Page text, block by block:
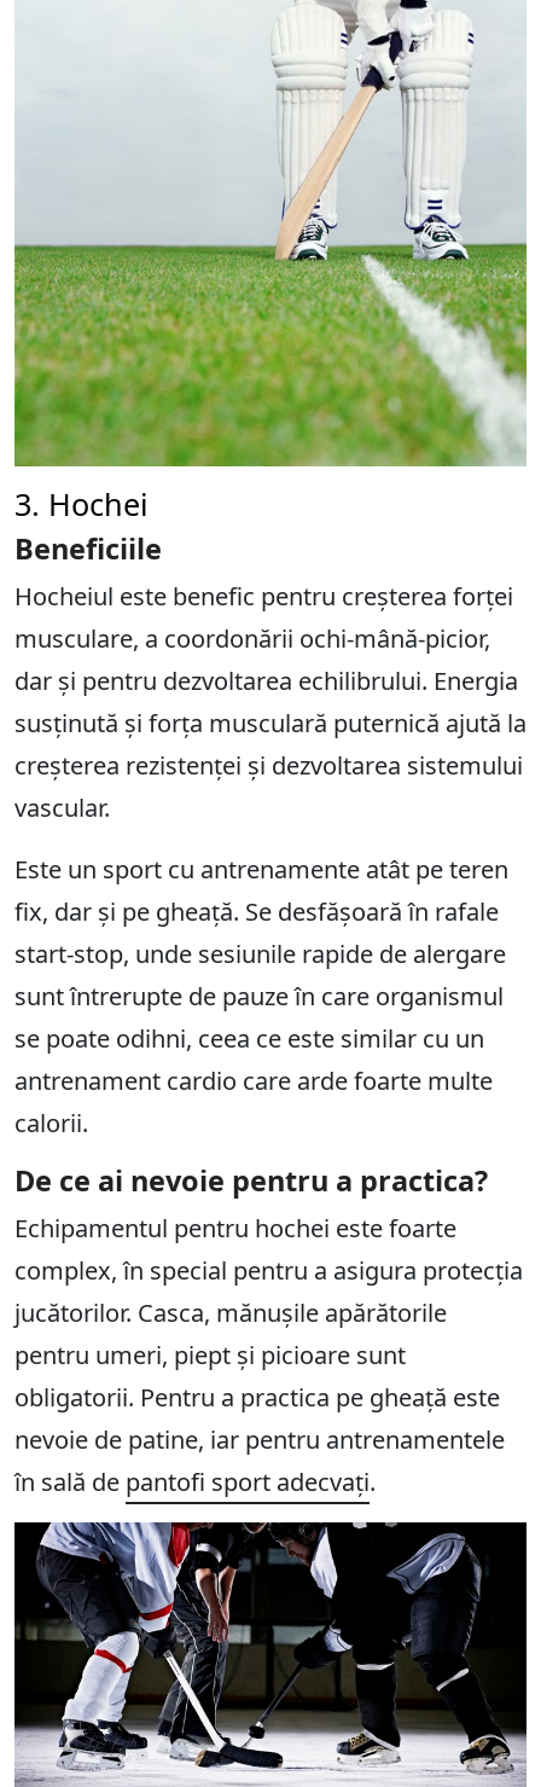
3. Hochei
Beneficiile
Hocheiul este benefic pentru creșterea forței
musculare, a coordonării ochi-mână-picior,
dar și pentru dezvoltarea echilibrului. Energia
susținută și forța musculară puternică ajută la
creșterea rezistenței și dezvoltarea sistemului
vascular.
Este un sport cu antrenamente atât pe teren
fix, dar și pe gheață. Se desfășoară în rafale
start-stop, unde sesiunile rapide de alergare
sunt întrerupte de pauze în care organismul
se poate odihni, ceea ce este similar cu un
antrenament cardio care arde foarte multe
calorii.
De ce ai nevoie pentru a practica?
Echipamentul pentru hochei este foarte
complex, în special pentru a asigura protecția
jucătorilor. Casca, mănușile apărătorile
pentru umeri, piept și picioare sunt
obligatorii. Pentru a practica pe gheață este
nevoie de patine, iar pentru antrenamentele
în sală de pantofi sport adecvați.